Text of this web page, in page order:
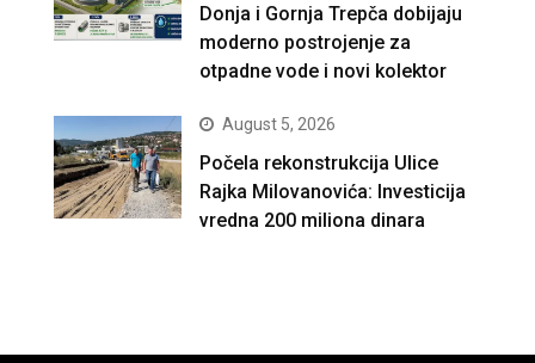
Donja i Gornja Trepča dobijaju
moderno postrojenje za
otpadne vode i novi kolektor
August 5, 2026
Počela rekonstrukcija Ulice
Rajka Milovanovića: Investicija
vredna 200 miliona dinara